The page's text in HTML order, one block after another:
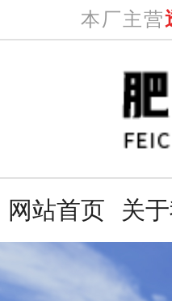
本厂主营
网站首页
网站首页
关
关于